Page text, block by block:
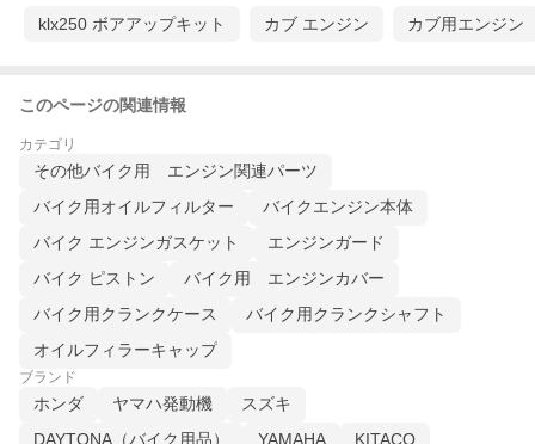
klx250 ボアアップキット カブ エンジン カブ用エンジン
このページの関連情報
カテゴリ
その他バイク用 エンジン関連パーツ
バイク用オイルフィルター
バイクエンジン本体
バイク エンジンガスケット
エンジンガード
バイク ピストン
バイク用 エンジンカバー
バイク用クランクケース
バイク用クランクシャフト
オイルフィラーキャップ
ブランド
ホンダ ヤマハ発動機
スズキ
DAYTONA（バイク用品）
YAMAHA KITACO